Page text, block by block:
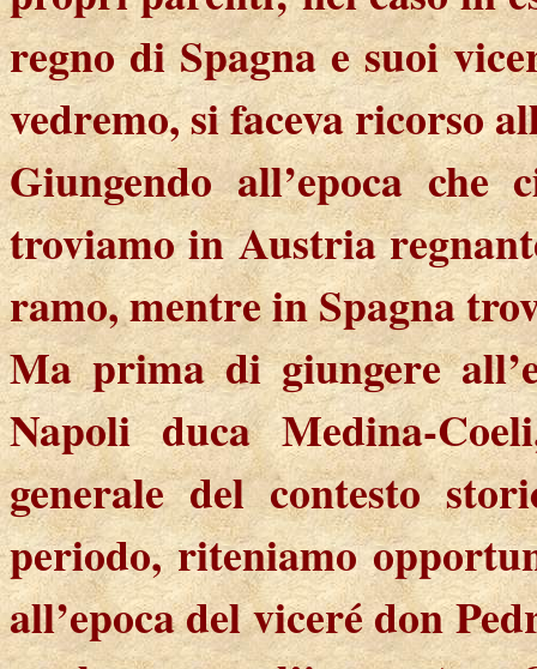
regno di Spagna e suoi
vedremo, si faceva ricorso
Giungendo all’epoca che
troviamo in Austria
ramo, mentre in Spagna
Ma prima di giungere
Napoli duca Medina-
generale del contesto
periodo, riteniamo
all’epoca del viceré don